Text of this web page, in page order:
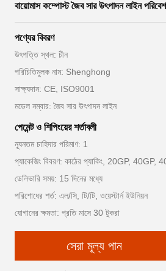
বায়োমাস কম্পোস্ট জৈব সার উৎপাদন লাইন
পণ্যের বিবরণ
উৎপত্তি স্থল: চীন
পরিচিতিমুলক নাম: Shenghong
সাক্ষ্যদান: CE, ISO9001
মডেল নম্বার: জৈব সার উৎপাদন লাইন
পেমেন্ট ও শিপিংয়ের শর্তাবলী
ন্যূনতম চাহিদার পরিমাণ: 1
প্যাকেজিং বিবরণ: কাঠের প্যাকিং, 20GP, 40GP,
ডেলিভারি সময়: 15 দিনের মধ্যে
পরিশোধের শর্ত: এল/সি, টি/টি, ওয়েস্টার্ন ইউনিয়ন
যোগানের ক্ষমতা: প্রতি মাসে 30 টুকরা
সেরা মূল্য পান